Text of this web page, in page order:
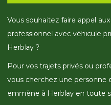
Vous souhaitez faire appel
professionnel avec véhicule
Herblay ?
Pour vos trajets privés ou
vous cherchez une personne
emmène à Herblay en toute